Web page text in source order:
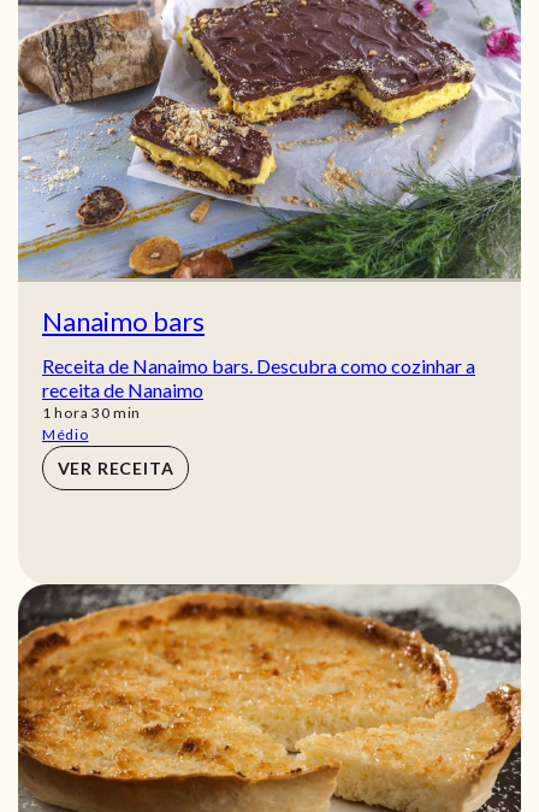
Nanaimo bars
Receita de Nanaimo bars. Descubra como cozinhar a
receita de Nanaimo
1 hora
hora 30min
min
Médio
VER RECEITA